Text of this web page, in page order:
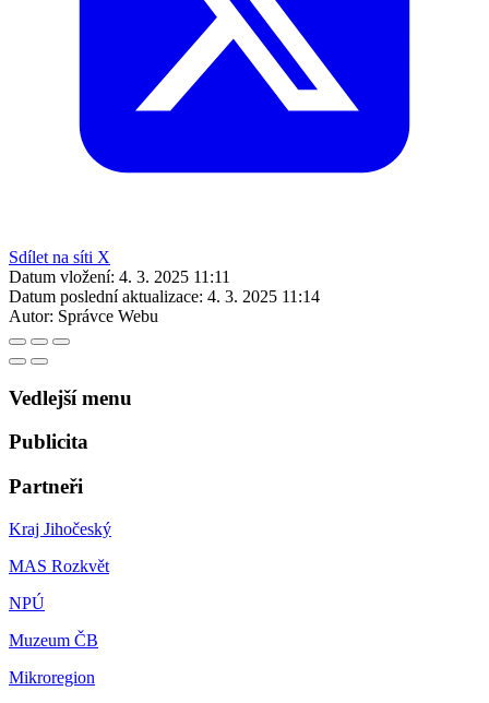
Sdílet na síti X
Datum vložení: 4. 3. 2025 11:11
Datum poslední aktualizace: 4. 3. 2025 11:14
Autor: Správce Webu
Vedlejší menu
Publicita
Partneři
Kraj Jihočeský
MAS Rozkvět
NPÚ
Muzeum ČB
Mikroregion